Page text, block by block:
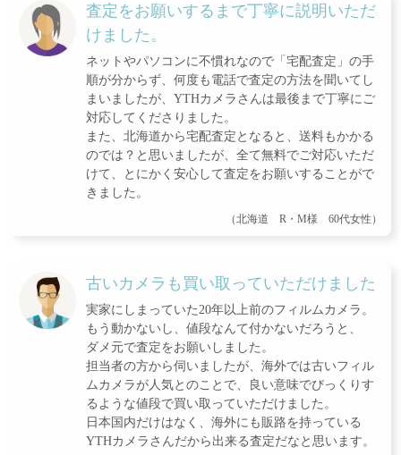
査定をお願いするまで丁寧に説明いただ
けました。
ネットやパソコンに不慣れなので「宅配査定」の手
順が分からず、何度も電話で査定の方法を聞いてし
まいましたが、YTHカメラさんは最後まで丁寧にご
対応してくださりました。
また、北海道から宅配査定となると、送料もかかる
のでは？と思いましたが、全て無料でご対応いただ
けて、とにかく安心して査定をお願いすることがで
きました。
（北海道 R・M様 60代女性）
古いカメラも買い取っていただけました
実家にしまっていた20年以上前のフィルムカメラ。
もう動かないし、値段なんて付かないだろうと、
ダメ元で査定をお願いしました。
担当者の方から伺いましたが、海外では古いフィル
ムカメラが人気とのことで、良い意味でびっくりす
るような値段で買い取っていただけました。
日本国内だけはなく、海外にも販路を持っている
YTHカメラさんだから出来る査定だなと思います。